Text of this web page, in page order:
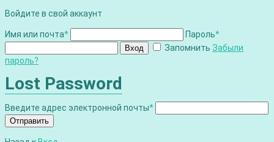
Войдите в свой аккаунт
Имя или почта* Пароль*
Вход Запомнить Забыли
пароль?
Lost Password
Введите адрес электронной почты*
Отправить